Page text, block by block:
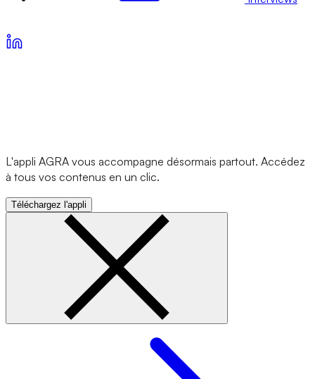
L'appli AGRA vous accompagne désormais partout. Accédez
à tous vos contenus en un clic.
Téléchargez l'appli